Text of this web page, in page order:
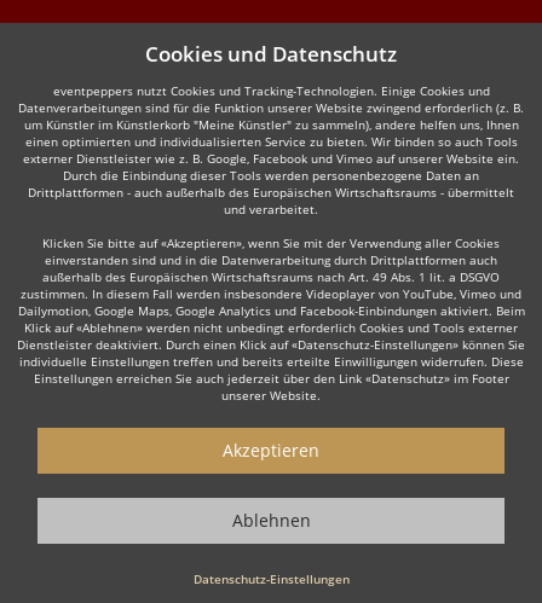
Cookies und Datenschutz
eventpeppers nutzt Cookies und Tracking-Technologien. Einige Cookies und
Datenverarbeitungen sind für die Funktion unserer Website zwingend erforderlich (z. B.
um Künstler im Künstlerkorb "Meine Künstler" zu sammeln), andere helfen uns, Ihnen
einen optimierten und individualisierten Service zu bieten. Wir binden so auch Tools
externer Dienstleister wie z. B. Google, Facebook und Vimeo auf unserer Website ein.
Durch die Einbindung dieser Tools werden personenbezogene Daten an
Drittplattformen - auch außerhalb des Europäischen Wirtschaftsraums - übermittelt
und verarbeitet.
Klicken Sie bitte auf «Akzeptieren», wenn Sie mit der Verwendung aller Cookies
einverstanden sind und in die Datenverarbeitung durch Drittplattformen auch
außerhalb des Europäischen Wirtschaftsraums nach Art. 49 Abs. 1 lit. a DSGVO
zustimmen. In diesem Fall werden insbesondere Videoplayer von YouTube, Vimeo und
Dailymotion, Google Maps, Google Analytics und Facebook-Einbindungen aktiviert. Beim
Klick auf «Ablehnen» werden nicht unbedingt erforderlich Cookies und Tools externer
Dienstleister deaktiviert. Durch einen Klick auf «Datenschutz-Einstellungen» können Sie
individuelle Einstellungen treffen und bereits erteilte Einwilligungen widerrufen. Diese
Einstellungen erreichen Sie auch jederzeit über den Link «Datenschutz» im Footer
unserer Website.
Datenschutz-Einstellungen
Akzeptieren
Ablehnen